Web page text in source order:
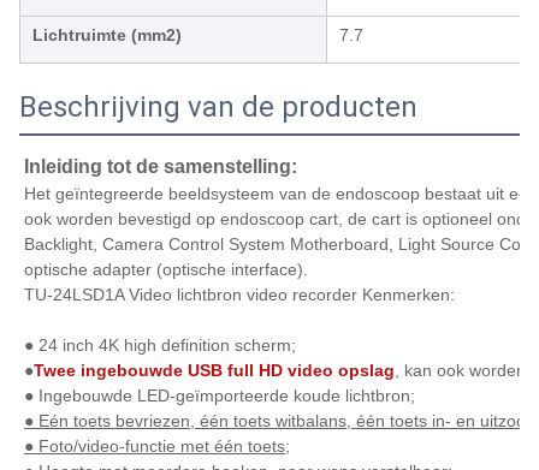
Lichtruimte (mm2) 7.7
Beschrijving van de producten
Inleiding tot de samenstelling:
Het geïntegreerde beeldsysteem van de endoscoop bestaat uit
ook worden bevestigd op endoscoop cart, de cart is optioneel
Backlight, Camera Control System Motherboard, Light Source
optische adapter (optische interface).
TU-24LSD1A Video lichtbron video recorder Kenmerken:
● 24 inch 4K high definition scherm;
●Twee ingebouwde USB full HD video opslag , kan ook worden
● Ingebouwde LED-geïmporteerde koude lichtbron;
● Eén toets bevriezen, één toets witbalans, één toets in- en
● Foto/video-functie met één toets;